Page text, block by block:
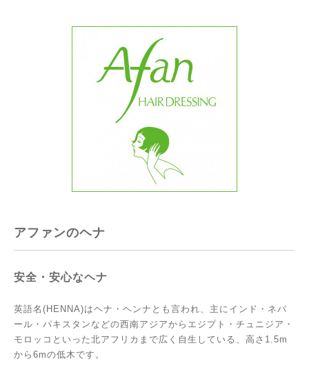
アファンのヘナ
安全・安心なヘナ
英語名(HENNA)はヘナ・ヘンナとも言われ、主にインド・ネパ
ール・パキスタンなどの西南アジアからエジプト・チュニジア・
モロッコといった北アフリカまで広く自生している、高さ1.5m
から6mの低木です。